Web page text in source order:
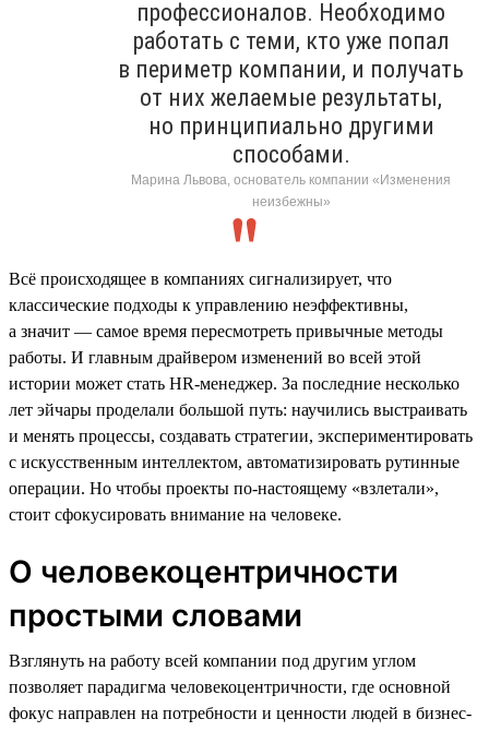
профессионалов. Необходимо
работать с теми, кто уже попал
в периметр компании, и получать
от них желаемые результаты,
но принципиально другими
способами.
Марина Львова, основатель компании «Изменения
неизбежны»
Всё происходящее в компаниях сигнализирует, что
классические подходы к управлению неэффективны,
а значит — самое время пересмотреть привычные методы
работы. И главным драйвером изменений во всей этой
истории может стать HR-менеджер. За последние несколько
лет эйчары проделали большой путь: научились выстраивать
и менять процессы, создавать стратегии, экспериментировать
с искусственным интеллектом, автоматизировать рутинные
операции. Но чтобы проекты по-настоящему «взлетали»,
стоит сфокусировать внимание на человеке.
О человекоцентричности
простыми словами
Взглянуть на работу всей компании под другим углом
позволяет парадигма человекоцентричности, где основной
фокус направлен на потребности и ценности людей в бизнес-